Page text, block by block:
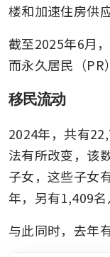
楼和加速住房供
截至2025年6月
而永久居民（PR
移民流动
2024年，共有
法有所改变，该
子女，这些子女
年，另有1,409名
与此同时，去年